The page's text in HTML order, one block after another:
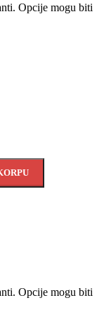
Opcije mogu biti
Opcije mogu biti